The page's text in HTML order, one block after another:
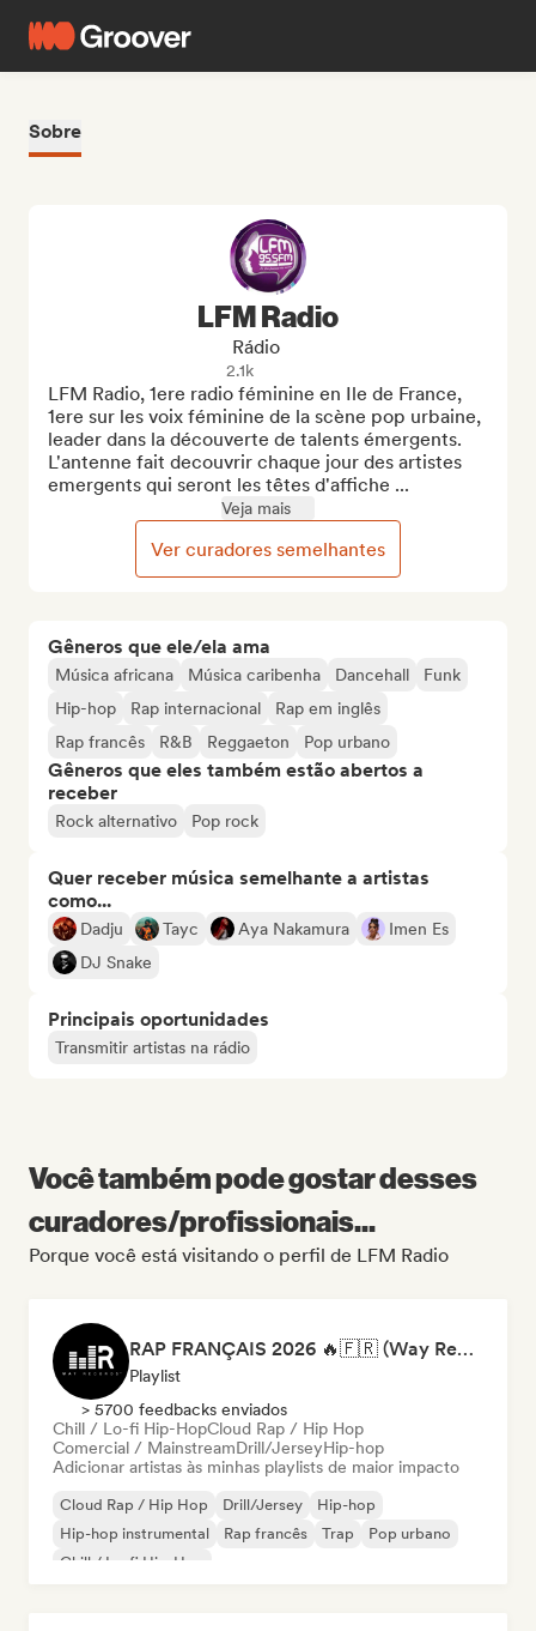
Sobre
Gêneros que ele/ela ama
Música africana Música caribenha Dancehall
Funk
Hip-hop
Rap internacional
Rap em inglês
Rap francês
R&B Reggaeton Pop urbano
Gêneros que eles também estão abertos a
receber
Rock alternativo Pop rock
Quer receber música semelhante a artistas
como...
Dadju Tayc Aya Nakamura
Imen Es
DJ Snake
Principais oportunidades
Transmitir artistas na rádio
LFM Radio
Rádio
2.1k
LFM Radio, 1ere radio féminine en Ile de France,
1ere sur les voix féminine de la scène pop urbaine,
leader dans la découverte de talents émergents.
L'antenne fait decouvrir chaque jour des artistes
emergents qui seront les têtes d'affiche ...
Veja mais
Ver curadores semelhantes
Você também pode gostar desses
curadores/profissionais...
Porque você está visitando o perfil de LFM Radio
RAP FRANÇAIS 2026 🔥🇫🇷 (Way Records)
Playlist
> 5700 feedbacks enviados
Chill / Lo-fi Hip-HopCloud Rap / Hip Hop
Comercial / MainstreamDrill/JerseyHip-hop
Adicionar artistas às minhas playlists de maior impacto
Cloud Rap / Hip Hop Drill/Jersey
Hip-hop
Hip-hop instrumental
Rap francês Trap
Pop urbano
Chill / Lo-fi Hip-Hop